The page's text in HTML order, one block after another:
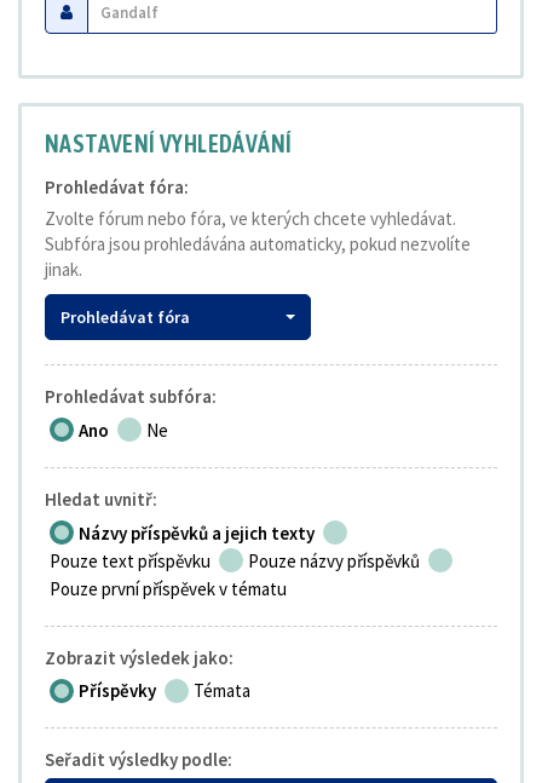
NASTAVENÍ VYHLEDÁVÁNÍ
Prohledávat fóra:
Zvolte fórum nebo fóra, ve kterých chcete vyhledávat.
Subfóra jsou prohledávána automaticky, pokud nezvolíte
jinak.
Prohledávat fóra
Prohledávat subfóra:
Ano
Ne
Hledat uvnitř:
Názvy příspěvků a jejich texty
Pouze text příspěvku
Pouze názvy příspěvků
Pouze první příspěvek v tématu
Zobrazit výsledek jako:
Příspěvky
Témata
Seřadit výsledky podle: